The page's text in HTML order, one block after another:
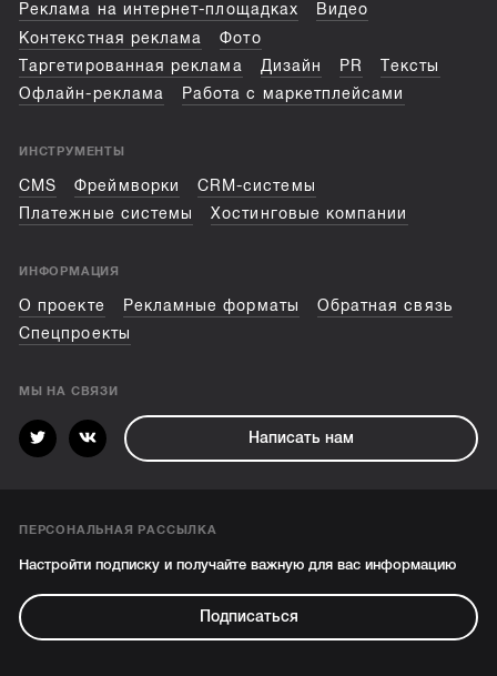
Реклама на интернет-площадках
Видео
Контекстная реклама
Фото
Таргетированная реклама
Дизайн PR
Тексты
Офлайн-реклама
Работа с маркетплейсами
ИНСТРУМЕНТЫ
CMS Фреймворки
CRM-системы
Платежные системы
Хостинговые компании
ИНФОРМАЦИЯ
О проекте Рекламные форматы
Обратная связь
Спецпроекты
МЫ НА СВЯЗИ
Написать нам
ПЕРСОНАЛЬНАЯ РАССЫЛКА
Настройти подписку и получайте важную для вас информацию
Подписаться